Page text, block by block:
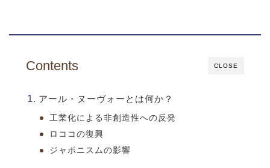
CLOSE
Contents
アール・ヌーヴォーとは何か？
工業化による非創造性への反発
ロココの復興
ジャポニスムの影響